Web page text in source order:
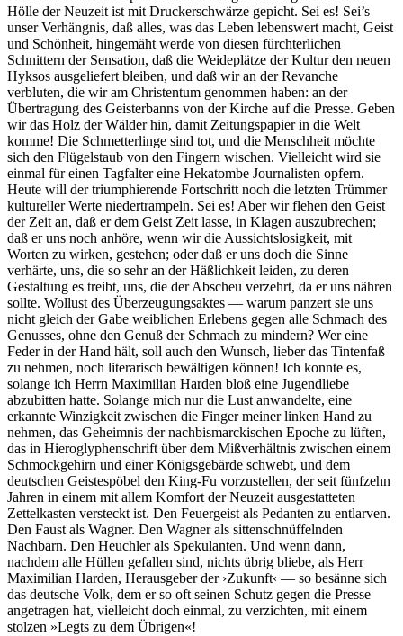
Hölle der Neuzeit ist mit Druckerschwärze gepicht. Sei es! Sei’s
unser Verhängnis, daß alles, was das Leben lebenswert macht, Geist
und Schönheit, hingemäht werde von diesen fürchterlichen
Schnittern der Sensation, daß die Weideplätze der Kultur den neuen
Hyksos ausgeliefert bleiben, und daß wir an der Revanche
verbluten, die wir am Christentum genommen haben: an der
Übertragung des Geisterbanns von der Kirche auf die Presse. Geben
wir das Holz der Wälder hin, damit Zeitungspapier in die Welt
komme! Die Schmetterlinge sind tot, und die Menschheit möchte
sich den Flügelstaub von den Fingern wischen. Vielleicht wird sie
einmal für einen Tagfalter eine Hekatombe Journalisten opfern.
Heute will der triumphierende Fortschritt noch die letzten Trümmer
kultureller Werte niedertrampeln. Sei es! Aber wir flehen den Geist
der Zeit an, daß er dem Geist Zeit lasse, in Klagen auszubrechen;
daß er uns noch anhöre, wenn wir die Aussichtslosigkeit, mit
Worten zu wirken, gestehen; oder daß er uns doch die Sinne
verhärte, uns, die so sehr an der Häßlichkeit leiden, zu deren
Gestaltung es treibt, uns, die der Abscheu verzehrt, da er uns nähren
sollte. Wollust des Überzeugungsaktes — warum panzert sie uns
nicht gleich der Gabe weiblichen Erlebens gegen alle Schmach des
Genusses, ohne den Genuß der Schmach zu mindern? Wer eine
Feder in der Hand hält, soll auch den Wunsch, lieber das Tintenfaß
zu nehmen, noch literarisch bewältigen können! Ich konnte es,
solange ich Herrn Maximilian Harden bloß eine Jugendliebe
abzubitten hatte. Solange mich nur die Lust anwandelte, eine
erkannte Winzigkeit zwischen die Finger meiner linken Hand zu
nehmen, das Geheimnis der nachbismarckischen Epoche zu lüften,
das in Hieroglyphenschrift über dem Mißverhältnis zwischen einem
Schmockgehirn und einer Königsgebärde schwebt, und dem
deutschen Geistespöbel den King-Fu vorzustellen, der seit fünfzehn
Jahren in einem mit allem Komfort der Neuzeit ausgestatteten
Zettelkasten versteckt ist. Den Feuergeist als Pedanten zu entlarven.
Den Faust als Wagner. Den Wagner als sittenschnüffelnden
Nachbarn. Den Heuchler als Spekulanten. Und wenn dann,
nachdem alle Hüllen gefallen sind, nichts übrig bliebe, als Herr
Maximilian Harden, Herausgeber der ›Zukunft‹ — so besänne sich
das deutsche Volk, dem er so oft seinen Schutz gegen die Presse
angetragen hat, vielleicht doch einmal, zu verzichten, mit einem
stolzen »Legts zu dem Übrigen«!